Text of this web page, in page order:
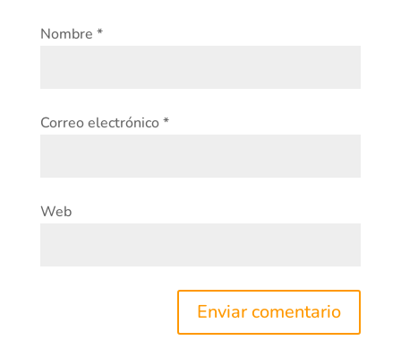
Nombre *
Correo electrónico*
Web